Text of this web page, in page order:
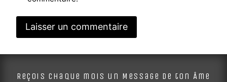
Alternative:
Reçois chaque mois un Message de ton Âme